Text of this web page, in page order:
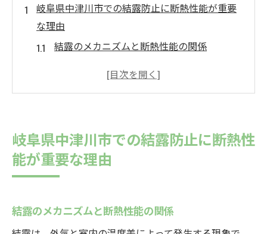
岐阜県中津川市での結露防止に断熱性能が重要
な理由
結露のメカニズムと断熱性能の関係
中津川市の気候特性と結露発生のリスク
住宅の寿命を延ばすための断熱性能の重要
性
防ぐ方法
岐阜県中津川市での結露防止に断熱性
能が重要な理由
結露のメカニズムと断熱性能の関係